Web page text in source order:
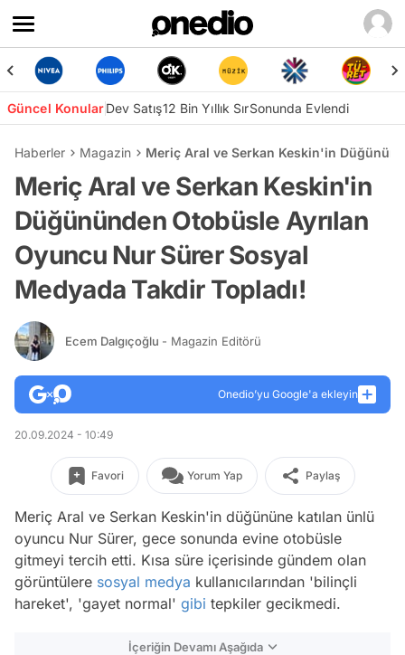
Güncel KonularDev Satış12 Bin Yıllık SırSonunda Evlendi
Haberler Magazin Meriç Aral ve Serkan Keskin'in
Meriç Aral ve Serkan Keskin'in
Düğününden Otobüsle Ayrılan
Oyuncu Nur Sürer Sosyal
Medyada Takdir Topladı!
Ecem Dalgıçoğlu - Magazin Editörü
Onedio’yu Google'a ekleyin
20.09.2024 - 10:49
Favori Yorum Yap Paylaş
Meriç Aral ve Serkan Keskin'in düğününe katılan ünlü
oyuncu Nur Sürer, gece sonunda evine otobüsle
gitmeyi tercih etti. Kısa süre içerisinde gündem olan
görüntülere sosyal medya kullanıcılarından 'bilinçli
hareket', 'gayet normal' gibi tepkiler gecikmedi.
İçeriğin Devamı Aşağıda